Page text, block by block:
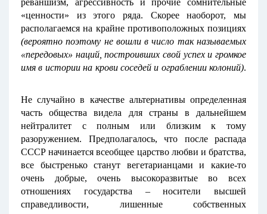
реваншизм, агрессивность и прочие сомнительные
«ценности» из этого ряда. Скорее наоборот, мы
располагаемся на крайне противоположных позициях
(вероятно поэтому не вошли в число так называемых
«передовых» наций, построивших свой успех и громкое
имя в истории на крови соседей и ограблении колоний).
Не случайно в качестве альтернативы определенная
часть общества видела для страны в дальнейшем
нейтралитет с полным или близким к тому
разоружением. Предполагалось, что после распада
СССР начинается всеобщее царство любви и братства,
все быстренько станут вегетарианцами и какие-то
очень добрые, очень высокоразвитые во всех
отношениях государства – носители высшей
справедливости, лишенные собственных